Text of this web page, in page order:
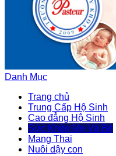
Danh Mục
Trang chủ
Trung Cấp Hộ Sinh
Cao đẳng Hộ Sinh
Sức Khỏe Mẹ Và Bé
Mang Thai
Nuôi dậy con